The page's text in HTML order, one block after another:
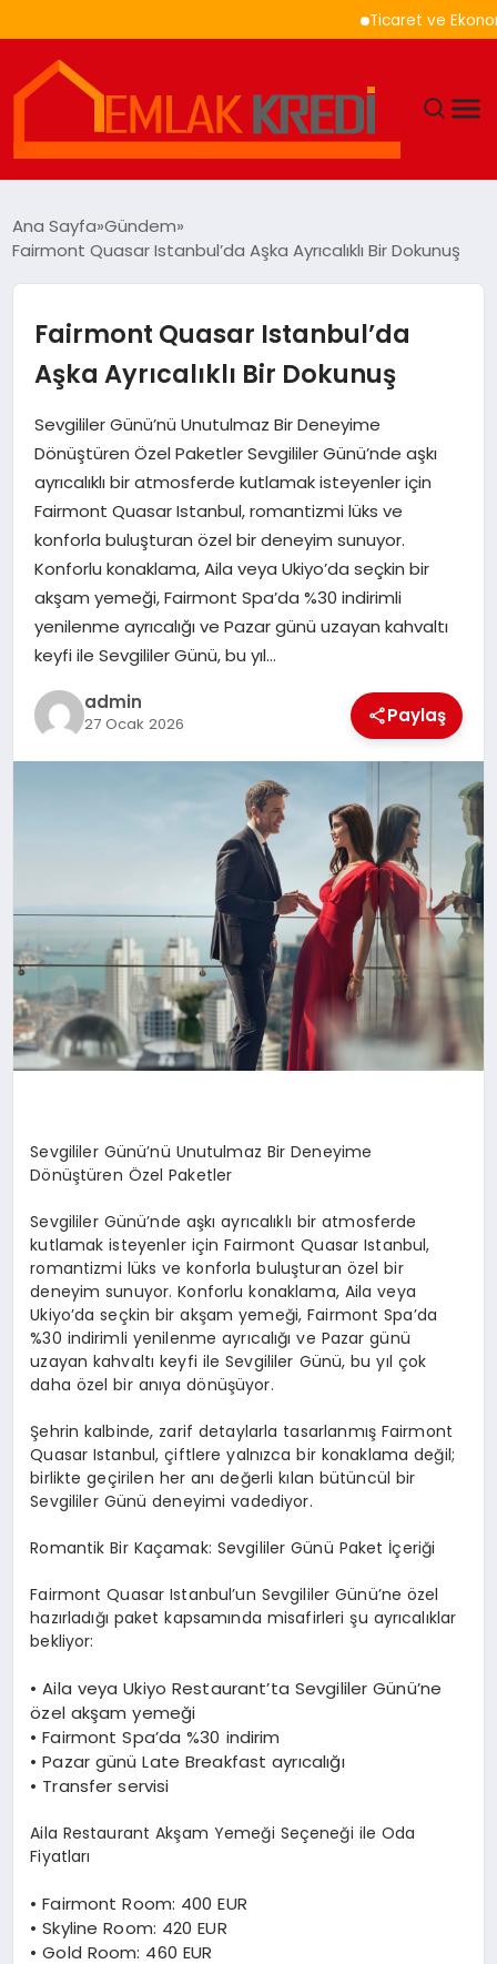
Ticaret ve Ekonomik
EKONOMI
DÜNYA
EĞITIM
MAGAZIN
SAĞLIK
SIYASET
SPOR
TEKNOLOJI
YAŞAM
Ana Sayfa Gündem
Fairmont Quasar Istanbul’da Aşka Ayrıcalıklı Bir Dokunuş
Fairmont Quasar Istanbul’da
Aşka Ayrıcalıklı Bir Dokunuş
Sevgililer Günü’nü Unutulmaz Bir Deneyime
Dönüştüren Özel Paketler Sevgililer Günü’nde aşkı
ayrıcalıklı bir atmosferde kutlamak isteyenler için
Fairmont Quasar Istanbul, romantizmi lüks ve
konforla buluşturan özel bir deneyim sunuyor.
Konforlu konaklama, Aila veya Ukiyo’da seçkin bir
akşam yemeği, Fairmont Spa’da %30 indirimli
yenilenme ayrıcalığı ve Pazar günü uzayan kahvaltı
keyfi ile Sevgililer Günü, bu yıl…
admin
27 Ocak 2026 Paylaş
Sevgililer Günü’nü Unutulmaz Bir Deneyime
Dönüştüren Özel Paketler
Sevgililer Günü’nde aşkı ayrıcalıklı bir atmosferde
kutlamak isteyenler için Fairmont Quasar Istanbul,
romantizmi lüks ve konforla buluşturan özel bir
deneyim sunuyor. Konforlu konaklama, Aila veya
Ukiyo’da seçkin bir akşam yemeği, Fairmont Spa’da
%30 indirimli yenilenme ayrıcalığı ve Pazar günü
uzayan kahvaltı keyfi ile Sevgililer Günü, bu yıl çok
daha özel bir anıya dönüşüyor.
Şehrin kalbinde, zarif detaylarla tasarlanmış Fairmont
Quasar Istanbul, çiftlere yalnızca bir konaklama değil;
birlikte geçirilen her anı değerli kılan bütüncül bir
Sevgililer Günü deneyimi vadediyor.
Romantik Bir Kaçamak: Sevgililer Günü Paket İçeriği
Fairmont Quasar Istanbul’un Sevgililer Günü’ne özel
hazırladığı paket kapsamında misafirleri şu ayrıcalıklar
bekliyor:
•Aila veya Ukiyo Restaurant’ta Sevgililer Günü’ne
özel akşam yemeği
•Fairmont Spa’da %30 indirim
•Pazar günü Late Breakfast ayrıcalığı
• Transfer servisi
Aila Restaurant Akşam Yemeği Seçeneği ile Oda
Fiyatları
•Fairmont Room: 400 EUR
•Skyline Room: 420 EUR
•Gold Room: 460 EUR